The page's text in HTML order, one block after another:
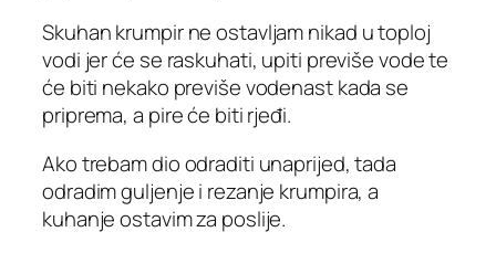
Skuhan krumpir ne ostavljam nikad u toploj
vodi jer će se raskuhati, upiti previše vode te
će biti nekako previše vodenast kada se
priprema, a pire će biti rjeđi.
Ako trebam dio odraditi unaprijed, tada
odradim guljenje i rezanje krumpira, a
kuhanje ostavim za poslije.